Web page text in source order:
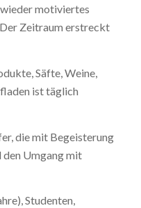
wieder motiviertes
Zeitraum erstreckt
Säfte, Weine,
ist täglich
die mit Begeisterung
den Umgang mit
Studenten,